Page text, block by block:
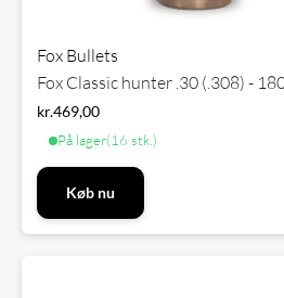
Fox Bullets
Fox Classic hunter .30 (.308) -
kr.469,00
På lager(16 stk.)
Køb nu